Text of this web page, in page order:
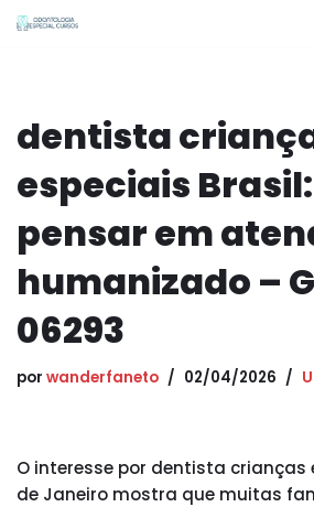
conteúdo
dentista
especiais
pensar em
humanizado –
06293
por wanderfaneto 02/04/2026
O interesse por dentista crianças
de Janeiro mostra que muitas